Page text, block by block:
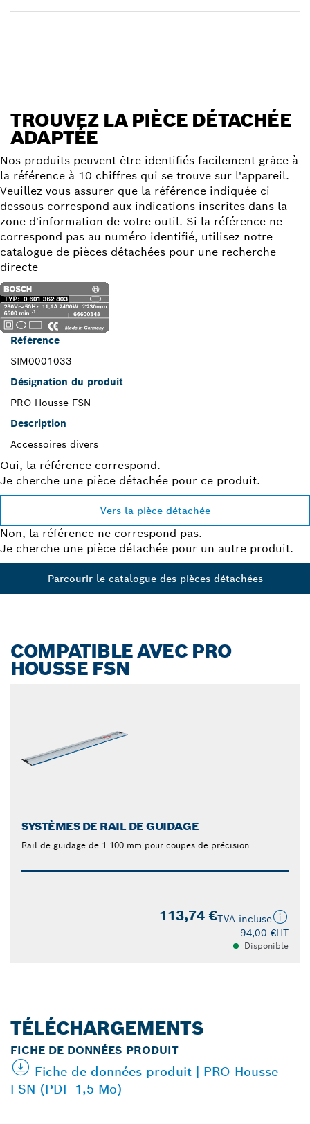
TROUVEZ LA PIÈCE DÉTACHÉE
ADAPTÉE
Nos produits peuvent être identifiés facilement grâce à
la référence à 10 chiffres qui se trouve sur l'appareil.
Veuillez vous assurer que la référence indiquée ci-
dessous correspond aux indications inscrites dans la
zone d'information de votre outil. Si la référence ne
correspond pas au numéro identifié, utilisez notre
catalogue de pièces détachées pour une recherche
directe
Référence
SIM0001033
Désignation du produit
PRO Housse FSN
Description
Accessoires divers
Oui, la référence correspond.
Je cherche une pièce détachée pour ce produit.
Vers la pièce détachée
Non, la référence ne correspond pas.
Je cherche une pièce détachée pour un autre produit.
Parcourir le catalogue des pièces détachées
COMPATIBLE AVEC PRO
HOUSSE FSN
SYSTÈMES DE RAIL DE GUIDAGE
Rail de guidage de 1 100 mm pour coupes de précision
113,74 €TVA incluse
94,00 €HT
Disponible
TÉLÉCHARGEMENTS
FICHE DE DONNÉES PRODUIT
Fiche de données produit | PRO Housse
FSN (PDF 1,5 Mo)